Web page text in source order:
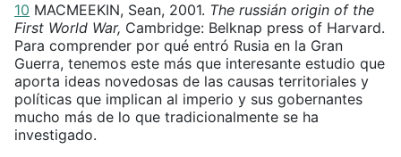
10 MACMEEKIN, Sean, 2001. The russián origin of the
First World War, Cambridge: Belknap press of Harvard.
Para comprender por qué entró Rusia en la Gran
Guerra, tenemos este más que interesante estudio que
aporta ideas novedosas de las causas territoriales y
políticas que implican al imperio y sus gobernantes
mucho más de lo que tradicionalmente se ha
investigado.